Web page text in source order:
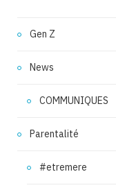
Gen Z
News
COMMUNIQUES
Parentalité
#etremere